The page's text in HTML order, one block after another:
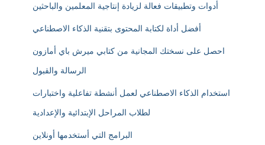
أدوات وتطبيقات فعالة لزيادة إنتاجية المعلمين والباحثين
أفضل أداة لكتابة المحتوى بتقنية الذكاء الاصطناعي
احصل على نسختك المجانية من كتابي ميرش باي أمازون
الرسالة والقبول
استخدام الذكاء الاصطناعي لعمل أنشطة تفاعلية واختبارات
لطلاب المراحل الإبتدائية والإعدادية
البرامج التي أستخدمها أونلاين